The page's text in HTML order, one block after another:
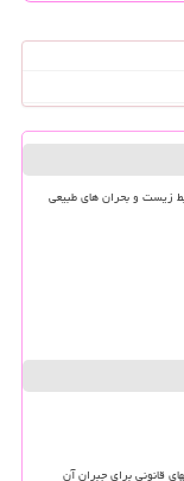
زیست و بحران های طبیعی
قانونی برای جبران آن